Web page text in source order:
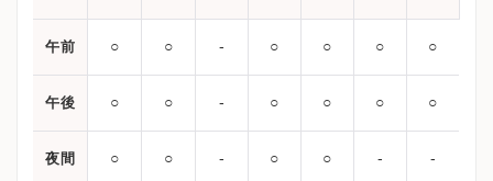
午前 ○ ○ ‐ ○ ○ ○ ○
午後 ○ ○ ‐ ○ ○ ○ ○
夜間 ○ ○ ‐ ○ ○ ‐ ‐